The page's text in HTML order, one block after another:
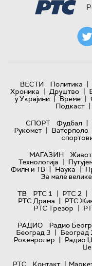
ВЕСТИ Политика |
Хроника | Друштво |
у Украјини | Време |
Подкаст |
СПОРТ
Фудбал |
Рукомет | Ватерполо
МАГАЗИН
Живот
Технологијa |
Филм и ТВ | Наука |
За мале
ТВ
РТС 1 | РТС 2 |
РТС Драма | РТС
РТС Трезор |
РАДИО
Радио
Београд 3 | Београд
Рокенролер | Радио
РТС
Контакт |